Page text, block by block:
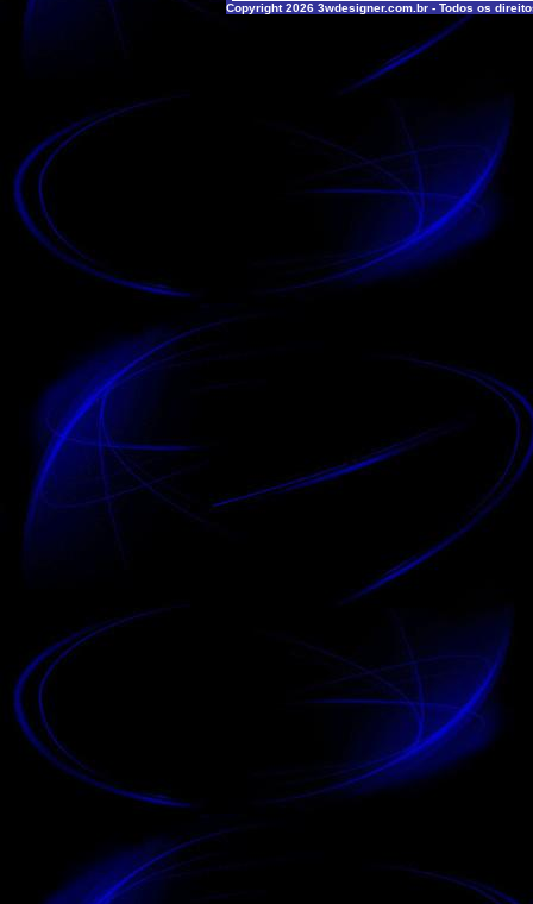
Copyright 2026 3wdesigner.com.br - Todos os